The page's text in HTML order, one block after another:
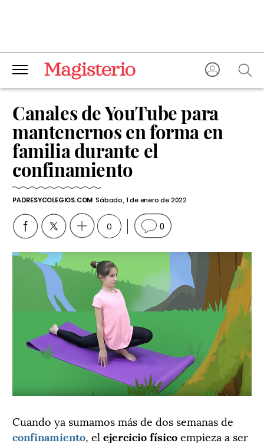
Canales de YouTube para
mantenernos en forma en
familia durante el
confinamiento
PADRESYCOLEGIOS.COM Sábado, 1 de enero de 2022
0 0
Cuando ya sumamos más de dos semanas de
confinamiento, el ejercicio físicoempieza a ser